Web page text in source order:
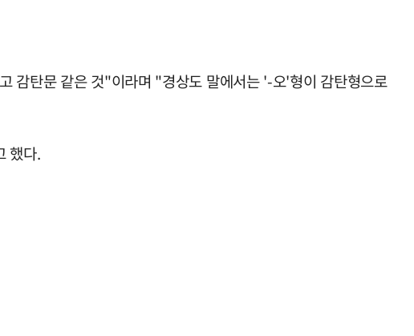
감탄문 같은 것"이라며 "경상도 말에서는 '-오'형이 감탄형으로
했다.